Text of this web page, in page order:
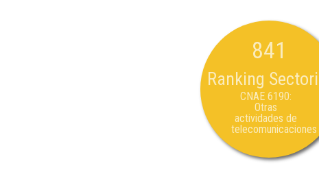
841
Ranking
CNAE 6190:
Otras
actividades de
telecomunicaciones